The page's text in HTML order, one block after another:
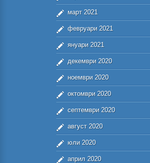
март 2021
февруари 2021
януари 2021
декември 2020
ноември 2020
октомври 2020
септември 2020
август 2020
юли 2020
април 2020